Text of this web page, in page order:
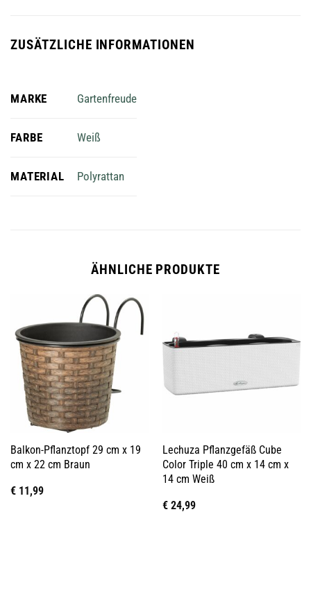
ZUSÄTZLICHE INFORMATIONEN
MARKE Gartenfreude
FARBE Weiß
MATERIAL Polyrattan
ÄHNLICHE PRODUKTE
Balkon-Pflanztopf 29 cm x 19
cm x 22 cm Braun
€11,99
Lechuza Pflanzgefäß Cube
Color Triple 40 cm x 14 cm x
14 cm Weiß
€24,99